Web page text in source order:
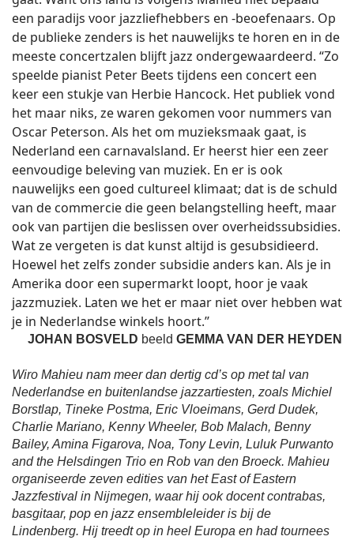
een paradijs voor jazzliefhebbers en -beoefenaars. Op
de publieke zenders is het nauwelijks te horen en in de
meeste concertzalen blijft jazz ondergewaardeerd. “Zo
speelde pianist Peter Beets tijdens een concert een
keer een stukje van Herbie Hancock. Het publiek vond
het maar niks, ze waren gekomen voor nummers van
Oscar Peterson. Als het om muzieksmaak gaat, is
Nederland een carnavalsland. Er heerst hier een zeer
eenvoudige beleving van muziek. En er is ook
nauwelijks een goed cultureel klimaat; dat is de schuld
van de commercie die geen belangstelling heeft, maar
ook van partijen die beslissen over overheidssubsidies.
Wat ze vergeten is dat kunst altijd is gesubsidieerd.
Hoewel het zelfs zonder subsidie anders kan. Als je in
Amerika door een supermarkt loopt, hoor je vaak
jazzmuziek. Laten we het er maar niet over hebben wat
je in Nederlandse winkels hoort.’’
JOHAN BOSVELD beeld GEMMA VAN DER HEYDEN
Wiro Mahieu nam meer dan dertig cd’s op met tal van
Nederlandse en buitenlandse jazzartiesten, zoals Michiel
Borstlap, Tineke Postma, Eric Vloeimans, Gerd Dudek,
Charlie Mariano, Kenny Wheeler, Bob Malach, Benny
Bailey, Amina Figarova, Noa, Tony Levin, Luluk Purwanto
and the Helsdingen Trio en Rob van den Broeck. Mahieu
organiseerde zeven edities van het East of Eastern
Jazzfestival in Nijmegen, waar hij ook docent contrabas,
basgitaar, pop en jazz ensembleleider is bij de
Lindenberg. Hij treedt op in heel Europa en had tournees